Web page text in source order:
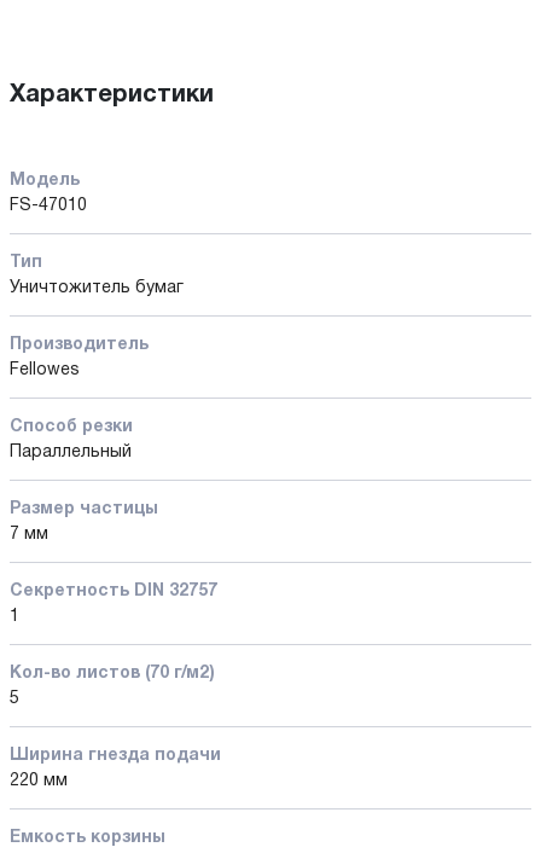
Характеристики
Модель
FS-47010
Тип
Уничтожитель бумаг
Производитель
Fellowes
Способ резки
Параллельный
Размер частицы
7 мм
Секретность DIN 32757
1
Кол-во листов (70 г/м2)
5
Ширина гнезда подачи
220 мм
Емкость корзины